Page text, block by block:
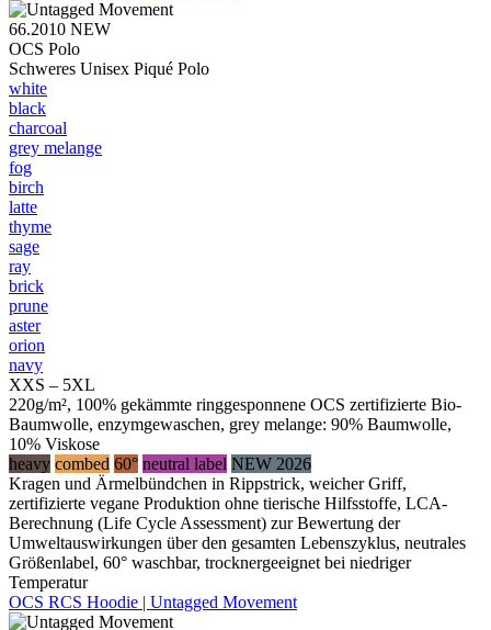
66.2010 NEW
OCS Polo
Schweres Unisex Piqué Polo
white
black
charcoal
grey melange
fog
birch
latte
thyme
sage
ray
brick
prune
aster
orion
navy
XXS – 5XL
220g/m², 100% gekämmte ringgesponnene OCS zertifizierte Bio-
Baumwolle, enzymgewaschen, grey melange: 90% Baumwolle,
10% Viskose
heavy combed 60° neutral label NEW 2026
Kragen und Ärmelbündchen in Rippstrick, weicher Griff,
zertifizierte vegane Produktion ohne tierische Hilfsstoffe, LCA-
Berechnung (Life Cycle Assessment) zur Bewertung der
Umweltauswirkungen über den gesamten Lebenszyklus, neutrales
Größenlabel, 60° waschbar, trocknergeeignet bei niedriger
Temperatur
OCS RCS Hoodie | Untagged Movement